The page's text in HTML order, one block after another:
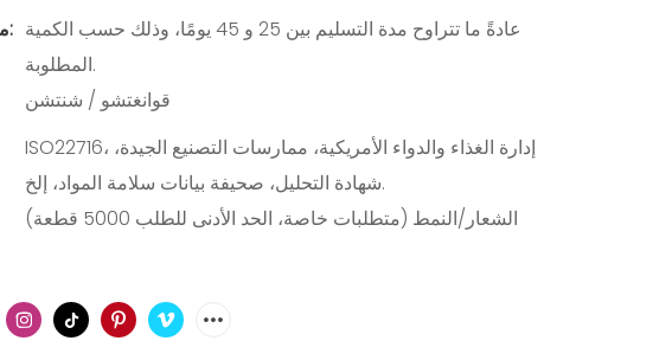
موعد التسليم: عادةً ما تتراوح مدة التسليم بين 25 و 45 يومًا، وذلك حسب الكمية
المطلوبة.
قوانغتشو / شنتشن
ISO22716، إدارة الغذاء والدواء الأمريكية، ممارسات التصنيع الجيدة،
شهادة التحليل، صحيفة بيانات سلامة المواد، إلخ.
الشعار/النمط (متطلبات خاصة، الحد الأدنى للطلب 5000 قطعة)